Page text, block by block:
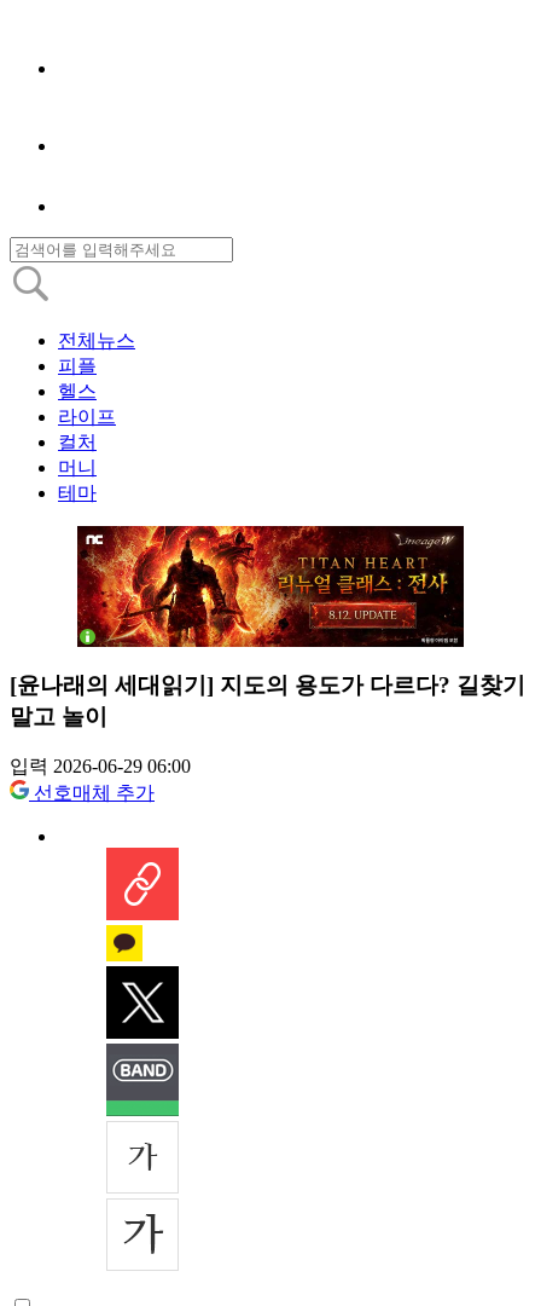
전체뉴스
피플
헬스
라이프
컬처
머니
테마
[윤나래의 세대읽기] 지도의 용도가 다르다? 길찾기
말고 놀이
입력 2026-06-29 06:00
선호매체 추가